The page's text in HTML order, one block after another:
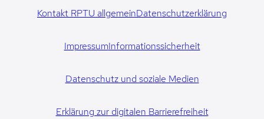
Kontakt RPTU allgemeinDatenschutzerklärung
ImpressumInformationssicherheit
Datenschutz und soziale Medien
Erklärung zur digitalen Barrierefreiheit